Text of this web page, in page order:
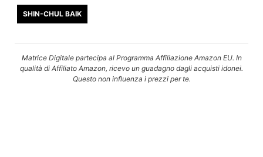
SHIN-CHUL BAIK
Matrice Digitale partecipa al Programma Affiliazione Amazon EU. In
qualità di Affiliato Amazon, ricevo un guadagno dagli acquisti idonei.
Questo non influenza i prezzi per te.